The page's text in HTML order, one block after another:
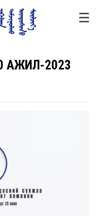
☰
АЖИЛ-2023